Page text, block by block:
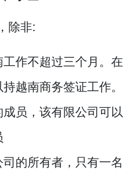
除非:
作不超过三个月。在
越南商务签证工作。
员，该有限公司可以
的所有者，只有一名